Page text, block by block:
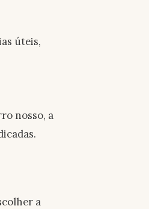
úteis,
nosso, a
a